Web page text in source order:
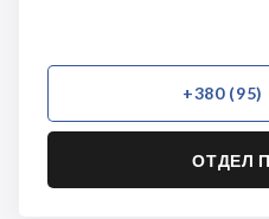
+380 (95)
ОТДЕЛ